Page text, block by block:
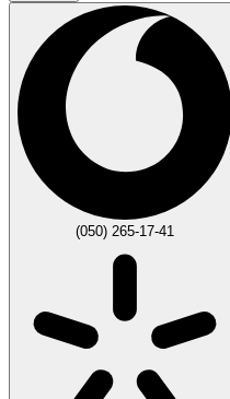
(050) 265-17-41